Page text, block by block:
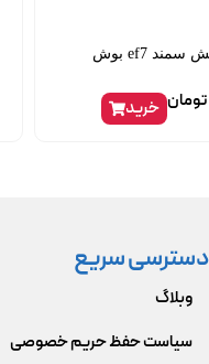
لوله هواکش سمند ef7 بوش
تومان خرید
دسترسی سریع
وبلاگ
سیاست حفظ حریم خصوصی